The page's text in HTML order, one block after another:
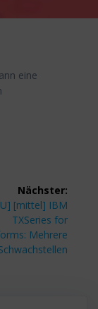
eine
Nächster:
[mittel] IBM
TXSeries for
Mehrere